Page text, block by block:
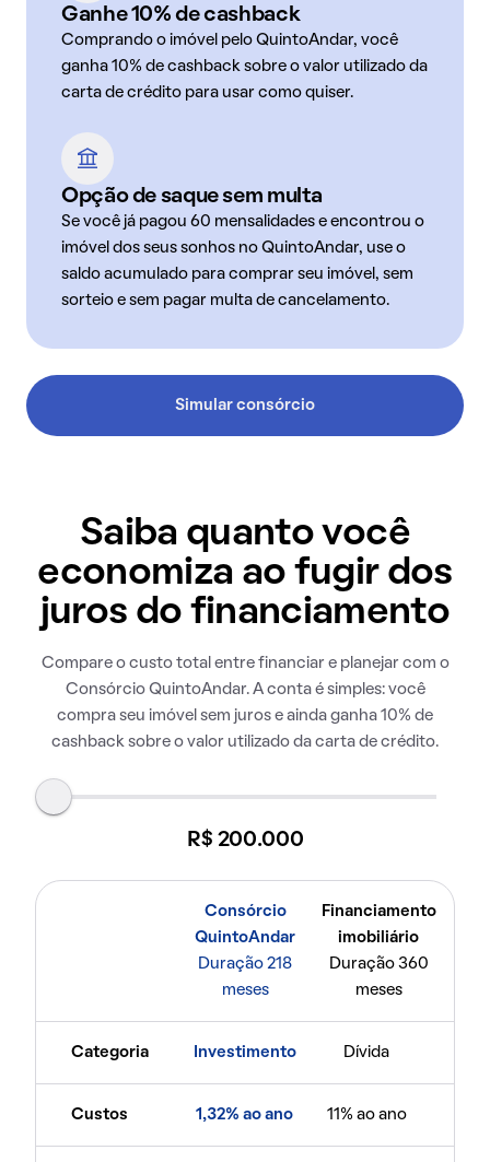
Ganhe 10% de cashback
Comprando o imóvel pelo QuintoAndar, você
ganha 10% de cashback sobre o valor utilizado da
carta de crédito para usar como quiser.
Opção de saque sem multa
Se você já pagou 60 mensalidades e encontrou o
imóvel dos seus sonhos no QuintoAndar, use o
saldo acumulado para comprar seu imóvel, sem
sorteio e sem pagar multa de cancelamento.
Simular consórcio
Saiba quanto você
economiza ao fugir dos
juros do financiamento
Compare o custo total entre financiar e planejar com o
Consórcio QuintoAndar. A conta é simples: você
compra seu imóvel sem juros e ainda ganha 10% de
cashback sobre o valor utilizado da carta de crédito.
R$ 200.000
Consórcio
QuintoAndar
Duração 218
meses
Financiamento
imobiliário
Duração 360
meses
Categoria Investimento Dívida
Custos 1,32% ao ano 11% ao ano